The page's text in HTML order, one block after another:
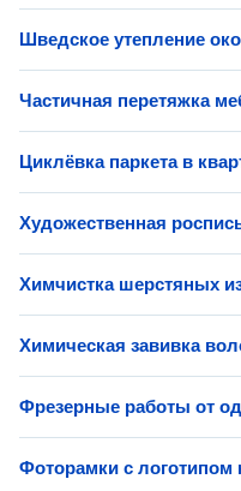
Шведское утепление
Частичная перетяжка
Циклёвка паркета в
Художественная
Химчистка шерстяных
Химическая завивка
Фрезерные работы от
Фоторамки с логотипом